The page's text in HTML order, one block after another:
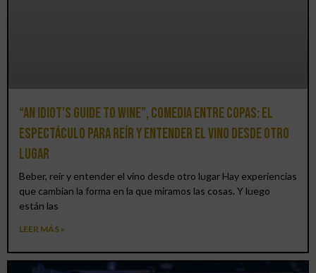
“An Idiot’s Guide to Wine”, comedia entre copas: el
espectáculo para reír y entender el vino desde otro
lugar
Beber, reír y entender el vino desde otro lugar Hay experiencias
que cambian la forma en la que miramos las cosas. Y luego
están las
LEER MÁS »